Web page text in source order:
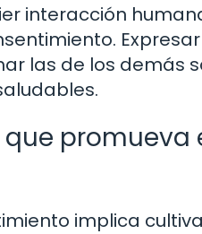
interacción
las de los demás
promueva
implica